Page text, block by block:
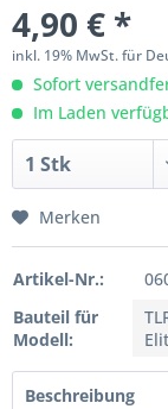
4,90 € *
inkl. 19% MwSt. für
Sofort
Im Laden
Merken
Artikel-Nr.:
Bauteil für
Modell:
Beschreibung